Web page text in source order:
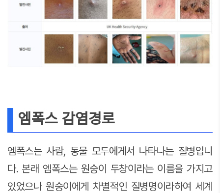
엠폭스 감염경로
엠폭스는 사람, 동물 모두에게서 나타나는 질병입니
다. 본래 엠폭스는 원숭이 두창이라는 이름을 가지고
있었으나 원숭이에게 차별적인 질병명이라하여 세계